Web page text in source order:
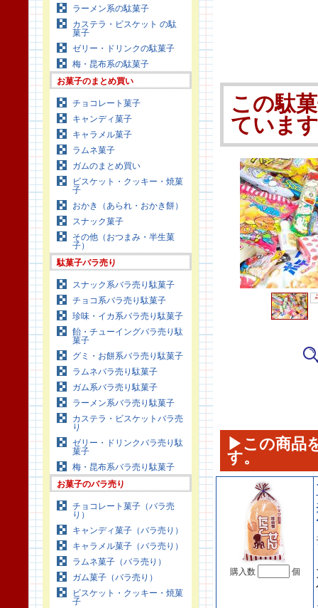
ラーメン系の駄菓子
カステラ・ビスケット の駄
菓子
ゼリー・ドリンクの駄菓子
梅・昆布系の駄菓子
お菓子のまとめ買い
チョコレート菓子
キャンディ菓子
キャラメル菓子
ラムネ菓子
ガムのまとめ買い
ビスケット・クッキー・焼菓
子
おかき（あられ・おかき餅）
スナック菓子
その他（おつまみ・半生菓
子）
駄菓子バラ売り
スナック系バラ売り駄菓子
チョコ系バラ売り駄菓子
珍味・イカ系バラ売り駄菓子
飴・チューイングバラ売り駄
菓子
グミ・お餅系バラ売り駄菓子
ラムネバラ売り駄菓子
ガム系バラ売り駄菓子
ラーメン系バラ売り駄菓子
カステラ・ビスケットバラ売
り
ゼリー・ドリンクバラ売り駄
菓子
梅・昆布系バラ売り駄菓子
お菓子のバラ売り
チョコレート菓子（バラ売
り）
キャンディ菓子（バラ売り）
キャラメル菓子（バラ売り）
ラムネ菓子（バラ売り）
ガム菓子（バラ売り）
ビスケット・クッキー・焼菓
子
この駄
ていま
▶この商品
す。
購入数 個